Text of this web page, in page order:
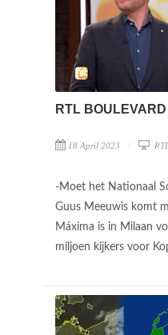
RTL BOULEVARD
18 April 2023
-Moet het Nationaal
Guus Meeuwis komt
Máxima is in Milaan
miljoen kijkers voor